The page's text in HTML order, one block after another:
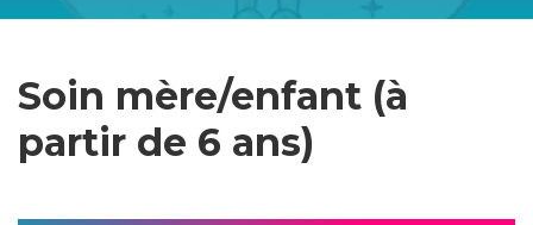
Soin mère/enfant (à
partir de 6 ans)